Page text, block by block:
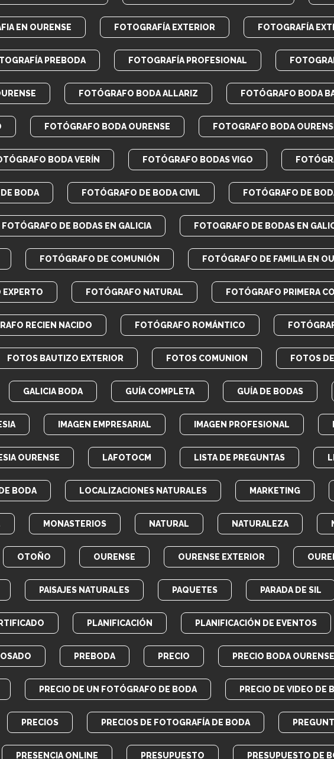
EN OURENSE FOTOGRAFÍA EXTERIOR FOTOGRAFÍA
PREBODA FOTOGRAFÍA PROFESIONAL
FOTÓGRAFO BODA ALLARIZ FOTÓGRAFO BODA
FOTÓGRAFO BODA OURENSE FOTOGRAFO BODA
BODA VERÍN FOTÓGRAFO BODAS VIGO
BODA FOTÓGRAFO DE BODA CIVIL FOTÓGRAFO DE
FOTÓGRAFO DE BODAS EN GALICIA FOTOGRAFO DE BODAS EN
FOTÓGRAFO DE COMUNIÓN FOTÓGRAFO DE FAMILIA EN
EXPERTO FOTÓGRAFO NATURAL FOTÓGRAFO PRIMERA
RECIEN NACIDO FOTÓGRAFO ROMÁNTICO
FOTOS BAUTIZO EXTERIOR FOTOS COMUNION FOTOS
GALICIA BODA GUÍA COMPLETA GUÍA DE BODAS
IMAGEN EMPRESARIAL IMAGEN PROFESIONAL
OURENSE LAFOTOCM LISTA DE PREGUNTAS
BODA LOCALIZACIONES NATURALES MARKETING
MONASTERIOS NATURAL NATURALEZA
OTOÑO OURENSE OURENSE EXTERIOR
PAISAJES NATURALES PAQUETES PARADA DE SIL
PLANIFICACIÓN PLANIFICACIÓN DE EVENTOS
PREBODA PRECIO PRECIO BODA OURENSE
PRECIO DE UN FOTÓGRAFO DE BODA PRECIO DE VIDEO DE
PRECIOS PRECIOS DE FOTOGRAFÍA DE BODA
PRESENCIA ONLINE PRESUPUESTO PRESUPUESTO DE